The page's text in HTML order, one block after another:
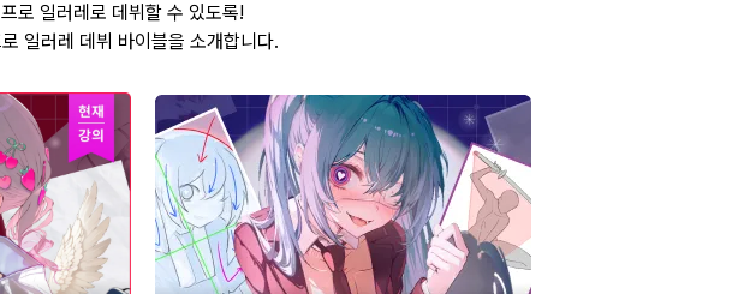
로 일러레로 데뷔할 수 있도록!
일러레 데뷔 바이블을 소개합니다.